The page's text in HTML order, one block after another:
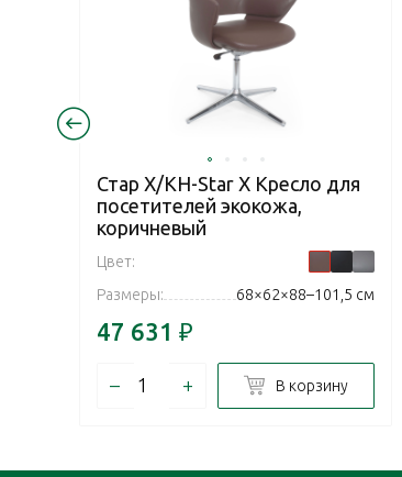
Стар Х/KH-Star X Кресло для
посетителей экокожа,
коричневый
Цвет:
Размеры:
68×62×88–101,5 см
47 631 ₽
– + В корзину